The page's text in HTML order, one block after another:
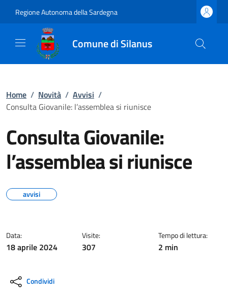
Regione Autonoma della Sardegna
Comune di Silanus
Home / Novità / Avvisi /
Consulta Giovanile: l’assemblea si riunisce
Consulta Giovanile:
l’assemblea si riunisce
avvisi
Data:
18 aprile 2024
Visite:
307
Tempo di lettura:
2 min
Condividi